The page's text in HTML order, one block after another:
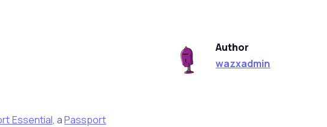
Author
wazxadmin
Essential, aPassport